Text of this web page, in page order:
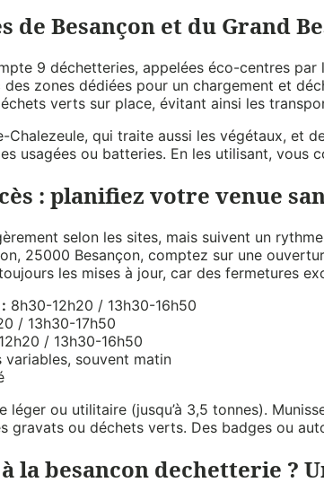
de Besançon et du Grand
9 déchetteries, appelées éco-centres
zones dédiées pour un chargement et
verts sur place, évitant ainsi les
Chalezeule, qui traite aussi les végétaux, et
usagées ou batteries. En les utilisant, vous
: planifiez votre venue
selon les sites, mais suivent un
25000 Besançon, comptez sur une
toujours les mises à jour, car des fermetures
8h30-12h20 / 13h30-16h50
/ 13h30-17h50
/ 13h30-16h50
variables, souvent matin
léger ou utilitaire (jusqu’à 3,5 tonnes).
gravats ou déchets verts. Des badges ou
la besancon dechetterie ?